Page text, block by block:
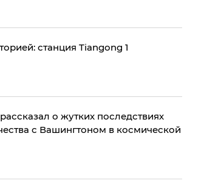
станция Tiangong 1
о жутких последствиях
с Вашингтоном в космической